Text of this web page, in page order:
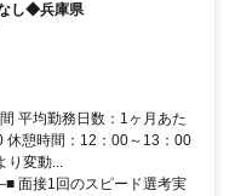
し◆兵庫県
平均勤務日数：1ヶ月あた
休憩時間：12：00～13：00
り変動...
1回のスピード選考実